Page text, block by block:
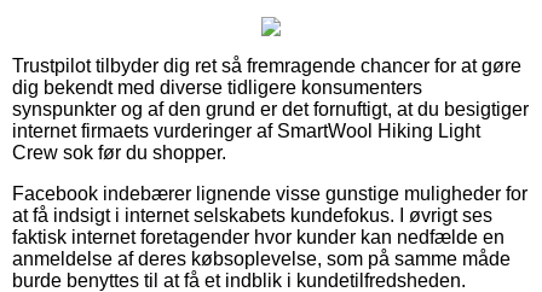
Trustpilot tilbyder dig ret så fremragende chancer for at gøre
dig bekendt med diverse tidligere konsumenters
synspunkter og af den grund er det fornuftigt, at du besigtiger
internet firmaets vurderinger af SmartWool Hiking Light
Crew sok før du shopper.
Facebook indebærer lignende visse gunstige muligheder for
at få indsigt i internet selskabets kundefokus. I øvrigt ses
faktisk internet foretagender hvor kunder kan nedfælde en
anmeldelse af deres købsoplevelse, som på samme måde
burde benyttes til at få et indblik i kundetilfredsheden.